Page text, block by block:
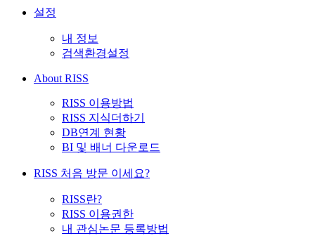
설정
내 정보
검색환경설정
About RISS
RISS 이용방법
RISS 지식더하기
DB연계 현황
BI 및 배너 다운로드
RISS 처음 방문 이세요?
RISS란?
RISS 이용권한
내 관심논문 등록방법